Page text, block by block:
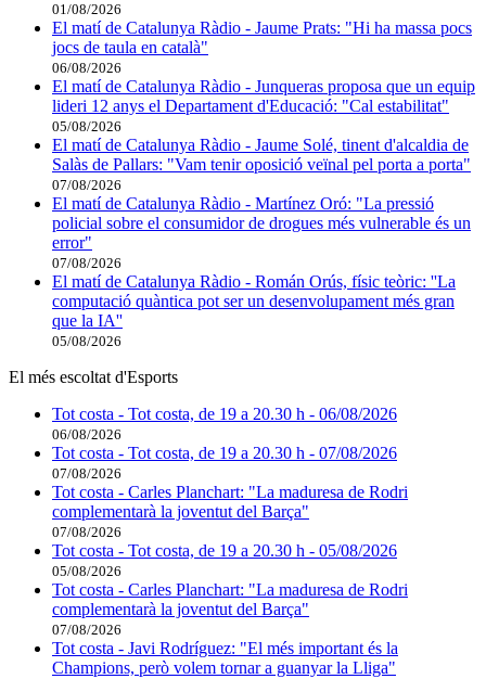
01/08/2026
El matí de Catalunya Ràdio - Jaume Prats: "Hi ha massa pocs
jocs de taula en català"
06/08/2026
El matí de Catalunya Ràdio - Junqueras proposa que un equip
lideri 12 anys el Departament d'Educació: "Cal estabilitat"
05/08/2026
El matí de Catalunya Ràdio - Jaume Solé, tinent d'alcaldia de
Salàs de Pallars: "Vam tenir oposició veïnal pel porta a porta"
07/08/2026
El matí de Catalunya Ràdio - Martínez Oró: "La pressió
policial sobre el consumidor de drogues més vulnerable és un
error"
07/08/2026
El matí de Catalunya Ràdio - Román Orús, físic teòric: ''La
computació quàntica pot ser un desenvolupament més gran
que la IA''
05/08/2026
El més escoltat d'Esports
Tot costa - Tot costa, de 19 a 20.30 h - 06/08/2026
06/08/2026
Tot costa - Tot costa, de 19 a 20.30 h - 07/08/2026
07/08/2026
Tot costa - Carles Planchart: "La maduresa de Rodri
complementarà la joventut del Barça"
07/08/2026
Tot costa - Tot costa, de 19 a 20.30 h - 05/08/2026
05/08/2026
Tot costa - Carles Planchart: "La maduresa de Rodri
complementarà la joventut del Barça"
07/08/2026
Tot costa - Javi Rodríguez: "El més important és la
Champions, però volem tornar a guanyar la Lliga"